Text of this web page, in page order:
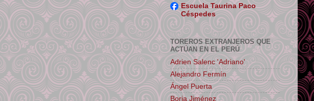
Escuela Taurina Paco
Céspedes
TOREROS EXTRANJEROS QUE
ACTÚAN EN EL PERÚ
Adrien Salenc 'Adriano'
Alejandro Fermín
Ángel Puerta
Borja Jiménez